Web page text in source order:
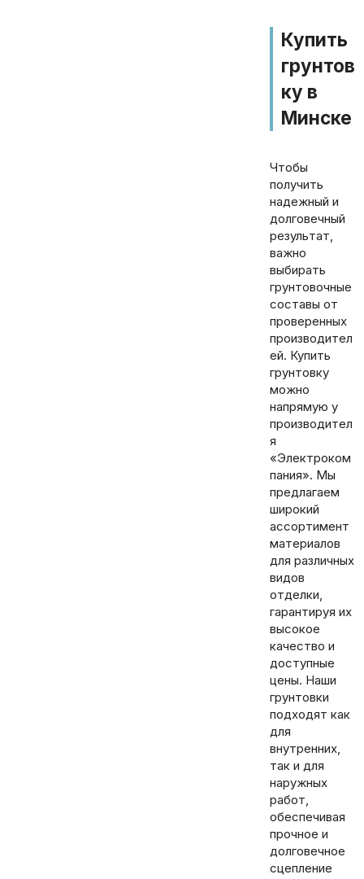
Купить
грунтов
ку в
Минске
Чтобы
получить
надежный и
долговечный
результат,
важно
выбирать
грунтовочные
составы от
проверенных
производител
ей. Купить
грунтовку
можно
напрямую у
производител
я
«Электроком
пания». Мы
предлагаем
широкий
ассортимент
материалов
для различных
видов
отделки,
гарантируя их
высокое
качество и
доступные
цены. Наши
грунтовки
подходят как
для
внутренних,
так и для
наружных
работ,
обеспечивая
прочное и
долговечное
сцепление